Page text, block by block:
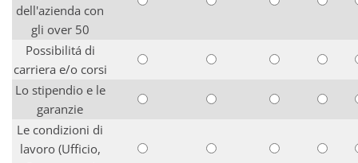
dell'azienda con
gli over 50
Possibilitá di
carriera e/o corsi
Lo stipendio e le
garanzie
Le condizioni di
lavoro (Ufficio,